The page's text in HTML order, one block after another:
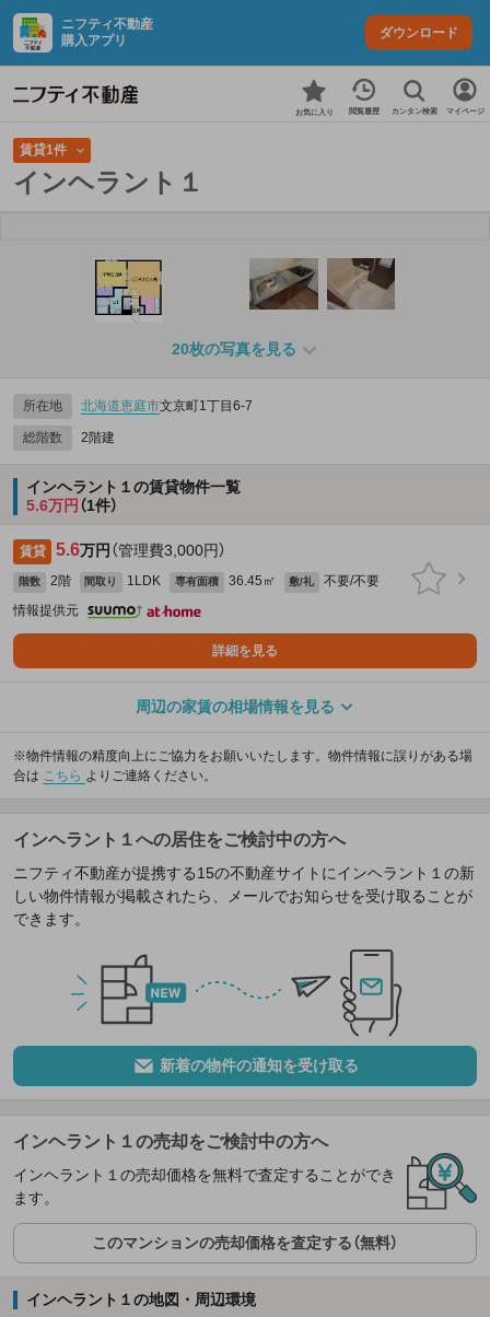
ニフティ不動産
購入アプリ
ダウンロード
お気に入り 閲覧履歴 カンタン検索 マイページ
賃貸1件
インヘラント１
20枚の写真を見る
所在地 北海道恵庭市文京町1丁目6-7
総階数 2階建
インヘラント１の賃貸物件一覧
5.6万円 （1件）
賃貸 5.6万円 （管理費3,000円）
階数 2階 間取り 1LDK 専有面積 36.45㎡ 敷/礼
不要/不要
情報提供元
詳細を見る
周辺の家賃の相場情報を見る
※物件情報の精度向上にご協力をお願いいたします。物件情報に誤りがある場
合は こちら よりご連絡ください。
インヘラント１への居住をご検討中の方へ
ニフティ不動産が提携する15の不動産サイトにインヘラント１の新
しい物件情報が掲載されたら、メールでお知らせを受け取ることが
できます。
新着の物件の通知を受け取る
インヘラント１の売却をご検討中の方へ
インヘラント１の売却価格を無料で査定することができ
ます。
このマンションの売却価格を査定する（無料）
インヘラント１の地図・周辺環境